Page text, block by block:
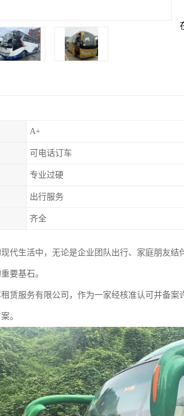
A+
可电话订车
专业过硬
出行服务
齐全
代生活中，无论是企业团队出行、家庭朋友
要基石。
租赁服务有限公司，作为一家经核准认可并备
。